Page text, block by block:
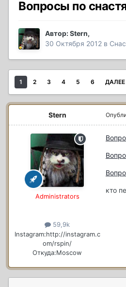
Вопросы по
Автор:Stern,
30 Октября 2012 в
1 2 3 4 5 6 ДАЛЕЕ
Stern
Administrators
59,9k
Instagram:http://instagram.c
om/rspin/
Откуда:Moscow
кто